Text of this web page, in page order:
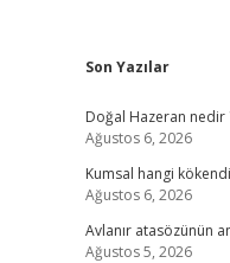
Sidebar
Son Yazılar
Doğal Hazeran nedir
Ağustos 6, 2026
Kumsal hangi
Ağustos 6, 2026
Avlanır atasözünün
Ağustos 5, 2026
ilbet giriş